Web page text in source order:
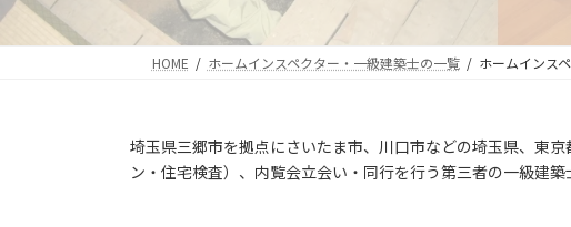
HOME ホームインスペクター・一級建築士の一覧 ホームインス
埼玉県三郷市を拠点にさいたま市、川口市などの埼玉県、東
ン・住宅検査）、内覧会立会い・同行を行う第三者の一級建築